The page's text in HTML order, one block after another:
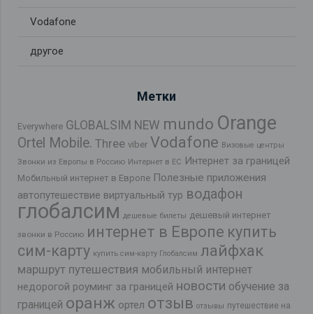
Vodafone
другое
Метки
Everywhere GLOBALSIM NEW mundo Orange
Ortel Mobile. Three viber Vodafone Визовые центры
Звонки из Европы в Россию Интернет в ЕС Интернет за границей
Мобильный интернет в Европе Полезные приложения
автопутешествие виртуальный тур водафон
глобалсим дешевые билеты дешевый интернет
звонки в Россию интернет в Европе купить
сим-карту купить сим-карту Глобалсим лайфхак
маршрут путешествия мобильный интернет
недорогой роуминг за границей новости обучение за
границей оранж ортел отзыв отзывы путешествие на